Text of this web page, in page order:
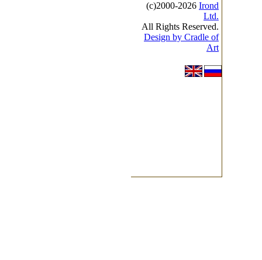
(с)2000-2026 Irond
Ltd.
All Rights Reserved.
Design by Cradle of
Art